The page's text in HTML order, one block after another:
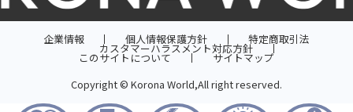
企業情報 個人情報保護方針 特定商取引法
カスタマーハラスメント対応方針
このサイトについて
サイトマップ
Copyright © Korona World,All right reserved.